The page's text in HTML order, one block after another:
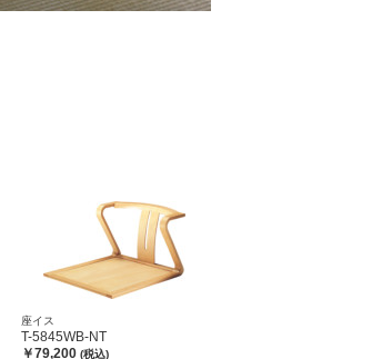
座イス
T-5845WB-NT
￥79,200 (税込)